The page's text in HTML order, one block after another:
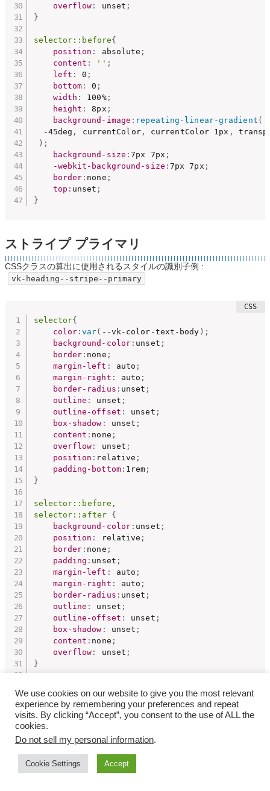
overflow : unset ;
}
selector::before{
position : absolute ;
content : '' ;
left : 0 ;
bottom : 0 ;
width : 100%;
height : 8px ;
background-image : repeating-linear-gradient (
  -45deg
, currentColor, currentColor 1px ,
) ;
background-size :7px 7px ;
-webkit-background-size : 7px 7px ;
border : none ;
top : unset ;
}
ストライプ プライマリ
CSSクラスの算出に使用されるスタイルの識別子例 :
vk-heading--stripe--primary
selector{
color :var( --vk-color-text-body ) ;
background-color : unset ;
border : none ;
margin-left : auto ;
margin-right : auto ;
border-radius : unset ;
outline : unset ;
outline-offset : unset ;
box-shadow : unset ;
content : none ;
overflow : unset ;
position : relative ;
padding-bottom: 1rem ;
}
selector::before,
selector::after {
background-color : unset ;
position : relative ;
border : none ;
padding : unset ;
margin-left : auto ;
margin-right : auto ;
border-radius : unset ;
outline : unset ;
outline-offset : unset ;
box-shadow : unset ;
content : none ;
overflow : unset ;
}
position : absolute ;
content: '';
left: 0 ;
width: 100%;
height: 8px;
background-image
We use cookies on our website to give you the most relevant
experience by remembering your preferences and repeat
visits. By clicking “Accept”, you consent to the use of ALL the
cookies.
Do not sell my personal information.
Cookie Settings Accept